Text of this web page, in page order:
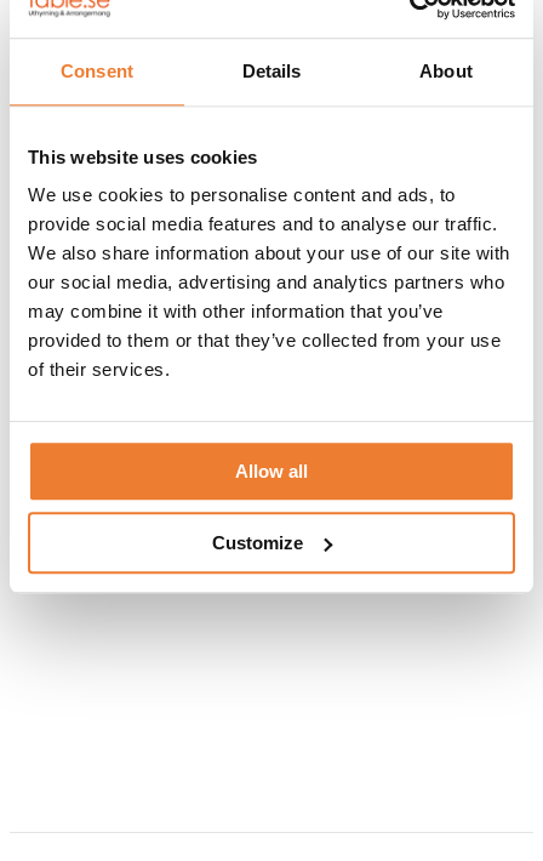
Consent Details About
This website uses cookies
We use cookies to personalise content and ads, to
provide social media features and to analyse our traffic.
We also share information about your use of our site with
our social media, advertising and analytics partners who
may combine it with other information that you’ve
provided to them or that they’ve collected from your use
of their services.
Allow all
Customize
Nordea Masters på Bro Hof Slott
Beskrivning av uppdraget
Nordea Masters är en av Europas största golftävlingar som årligen
spelas på Brohof Slott. Denna gång fick Table Uthyrning i
uppdrag att leverera bodar för biljettförsäljning, sjukstuga och
kontorsverksamhet samt även kyl- och fryscontainers till förvaring
av mat och dryck.
INNEHÅLL:
Biljettbod 20 fot
Mässcontainer
Kylcontainer 20 fot
Fryscontainer 20 fot